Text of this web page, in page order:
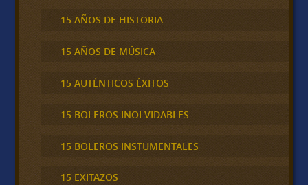
15 AÑOS DE HISTORIA
15 AÑOS DE MÚSICA
15 AUTÉNTICOS ÉXITOS
15 BOLEROS INOLVIDABLES
15 BOLEROS INSTUMENTALES
15 EXITAZOS